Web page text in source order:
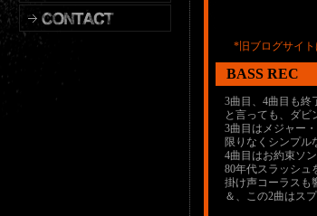
*旧ブログサイト
BASS REC
3曲目、4曲目も終
と言っても、ダビ
3曲目はメジャー
限りなくシンプル
4曲目はお約束ソン
80年代スラッシュ
掛け声コーラスも
＆、この2曲はス